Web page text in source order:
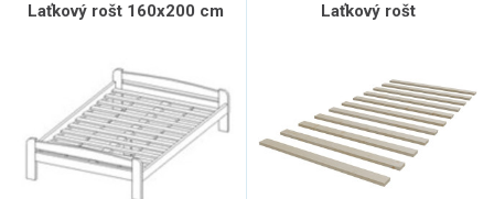
Laťkový rošt 160x200 cm Laťkový rošt